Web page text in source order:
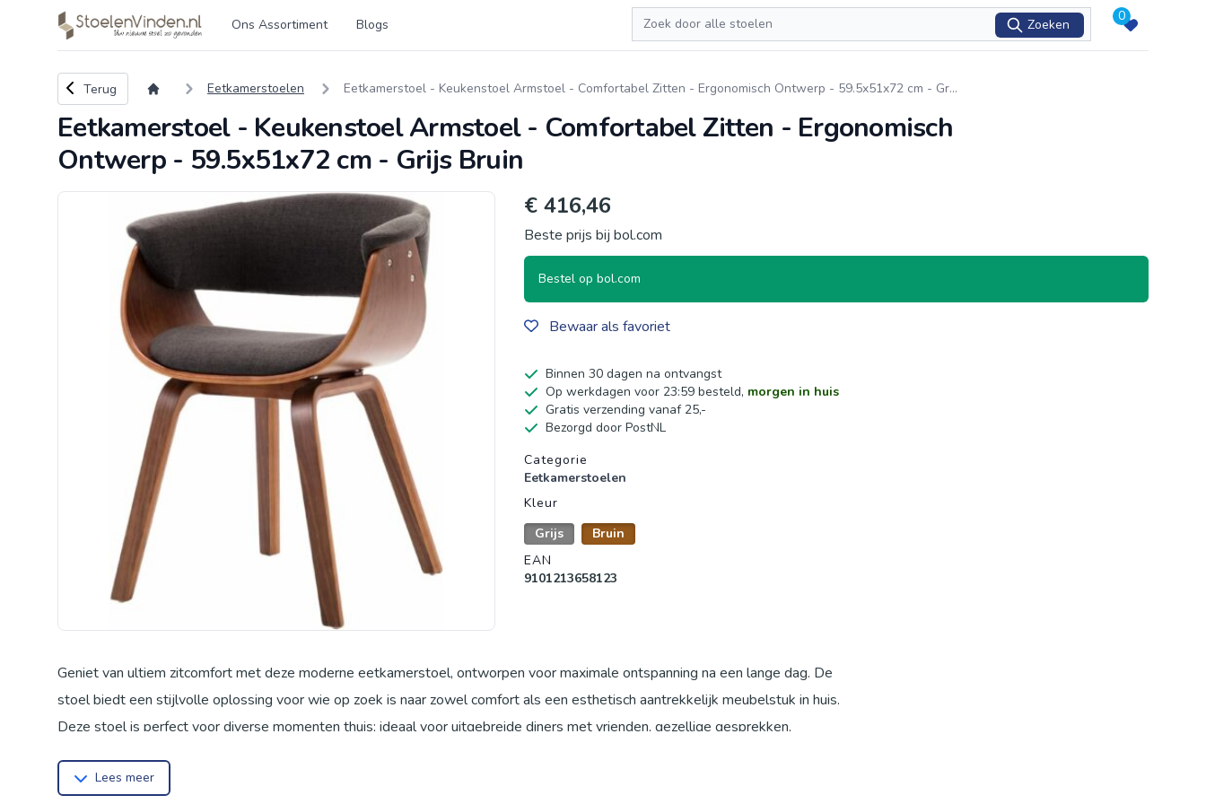
Logo stoelenvinden.nl Ons Assortiment Blogs
Zoeken
Zoeken
0
Terug naar overzicht
Terug Eetkamerstoelen Eetkamerstoel - Keukenstoel Armstoel - Comfortabel Zitten - Ergonomisch Ontwerp - 59.5x51x72 cm - Gr...
Eetkamerstoel - Keukenstoel Armstoel - Comfortabel Zitten - Ergonomisch
Ontwerp - 59.5x51x72 cm - Grijs Bruin
€ 416,46
Beste prijs bij bol.com
Bestel op bol.com
Bewaar als favoriet
Binnen 30 dagen na ontvangst
Op werkdagen voor 23:59 besteld, morgen in huis
Gratis verzending vanaf 25,-
Bezorgd door PostNL
Productgegevens
Categorie
Eetkamerstoelen
Kleur
Grijs
Bruin
EAN
9101213658123
Geniet van ultiem zitcomfort met deze moderne eetkamerstoel, ontworpen voor maximale ontspanning na een lange dag. De
stoel biedt een stijlvolle oplossing voor wie op zoek is naar zowel comfort als een esthetisch aantrekkelijk meubelstuk in huis.
Deze stoel is perfect voor diverse momenten thuis; ideaal voor uitgebreide diners met vrienden, gezellige gesprekken,
urenlang comfortabel kunt zitten, terwijl de combinatie van hout en stof een warme uitstraling geeft aan uw interieur. Plaats hem
Lees meer